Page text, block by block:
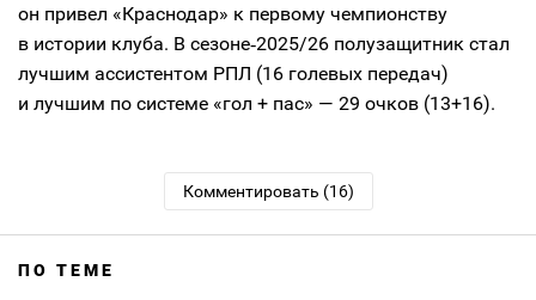
он привел «Краснодар» к первому чемпионству
в истории клуба. В сезоне‑2025/26 полузащитник стал
лучшим ассистентом РПЛ (16 голевых передач)
и лучшим по системе «гол + пас» — 29 очков (13+16).
Комментировать (16)
ПО ТЕМЕ